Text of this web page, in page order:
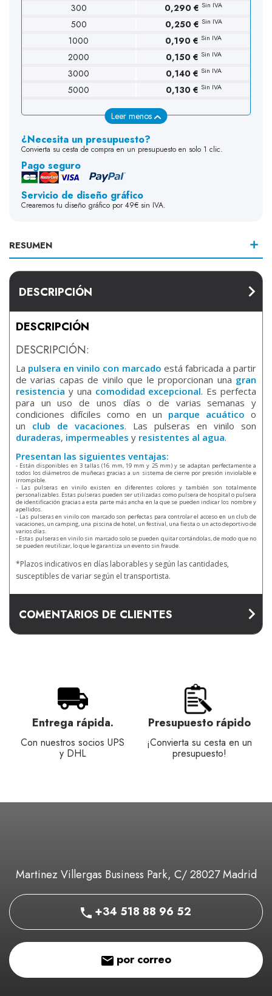
300 0,290 € Sin IVA
500 0,250 € Sin IVA
1000 0,190 € Sin IVA
2000 0,150 € Sin IVA
3000 0,140 € Sin IVA
5000 0,130 € Sin IVA
Leer menos
¿Necesita un presupuesto?
Convierta su cesta de compra en un presupuesto en solo 1 clic.
Pago seguro
Servicio de diseño gráfico
Crearemos tu diseño gráfico por 49€ sin IVA.
RESUMEN
DESCRIPCIÓN
DESCRIPCIÓN
DESCRIPCIÓN:
La pulsera en vinilo con marcado está fabricada a partir
de varias capas de vinilo que le proporcionan una gran
resistencia y una comodidad excepcional. Es perfecta
para un uso de unos días o de varias semanas y
condiciones difíciles como en un parque acuático o
un club de vacaciones. Las pulseras en vinilo son
duraderas, impermeables y resistentes al agua.
Presentan las siguientes ventajas:
- Están disponibles en 3 tallas (16 mm, 19 mm y 25 mm) y se adaptan perfectamente a
todos los diámetros de muñecas gracias a un sistema de cierre por presión inviolable e
irrompible.
- Las pulseras en vinilo existen en diferentes colores y también son totalmente
personalizables. Estas pulseras pueden ser utilizadas como pulsera de hospital o pulsera
de identificación gracias a esta parte más ancha en la que se pueden indicar los nombre y
apellidos.
- Las pulseras en vinilo con marcado son perfectas para controlar el acceso en un club de
vacaciones, un camping, una piscina de hotel, un festival, una fiesta o un acto deportivo de
varios días.
- Estas pulseras en vinilo sin marcado solo se pueden quitar cortándolas, de modo que no
se pueden reutilizar, lo que le garantiza un evento sin fraude.
*Plazos indicativos en días laborables y según las cantidades,
susceptibles de variar según el transportista.
COMENTARIOS DE CLIENTES
Entrega rápida.
Con nuestros socios UPS
y DHL
Presupuesto rápido
¡Convierta su cesta en un
presupuesto!
Martinez Villergas Business Park, C/ 28027 Madrid
+34 518 88 96 52
por correo